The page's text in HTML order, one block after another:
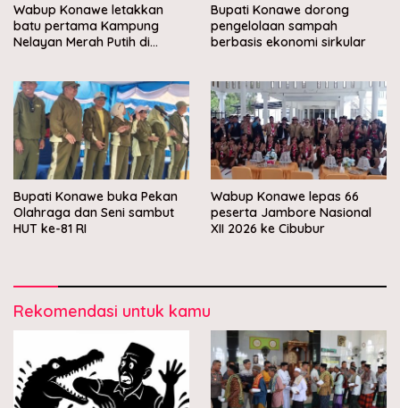
Wabup Konawe letakkan
batu pertama Kampung
Nelayan Merah Putih di
Bupati Konawe dorong
pengelolaan sampah
berbasis ekonomi sirkular
Bupati Konawe buka Pekan
Olahraga dan Seni sambut
HUT ke-81 RI
Wabup Konawe lepas 66
peserta Jambore Nasional
XII 2026 ke Cibubur
Rekomendasi untuk kamu